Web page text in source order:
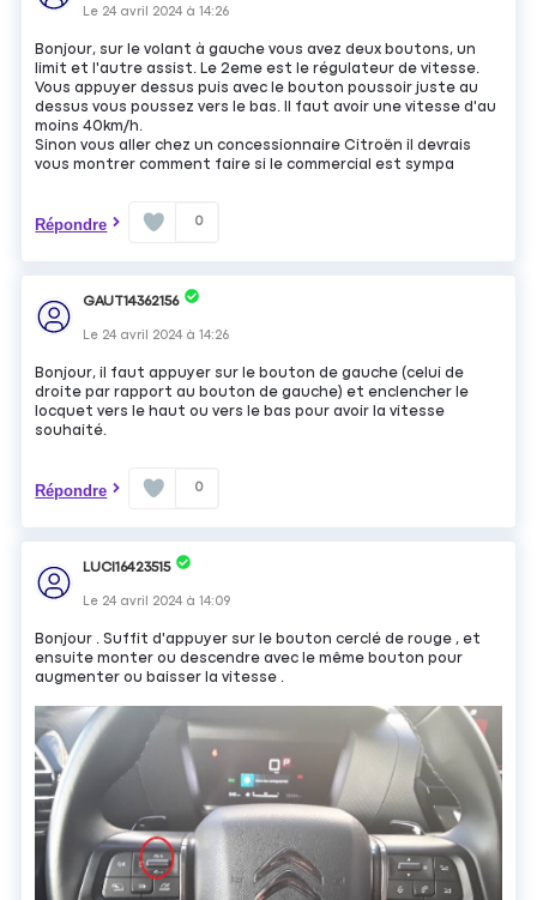
Le 24 avril 2024 à14:26
Bonjour, sur le volant à gauche vous avez deux boutons, un
limit et l'autre assist. Le 2eme est le régulateur de vitesse.
Vous appuyer dessus puis avec le bouton poussoir juste au
dessus vous poussez vers le bas. Il faut avoir une vitesse d'au
moins 40km/h.
Sinon vous aller chez un concessionnaire Citroën il devrais
vous montrer comment faire si le commercial est sympa
Répondre 0
GAUT14362156
Le 24 avril 2024 à14:26
Bonjour, il faut appuyer sur le bouton de gauche (celui de
droite par rapport au bouton de gauche) et enclencher le
locquet vers le haut ou vers le bas pour avoir la vitesse
souhaité.
Répondre 0
LUCI16423515
Le 24 avril 2024 à14:09
Bonjour . Suffit d'appuyer sur le bouton cerclé de rouge , et
ensuite monter ou descendre avec le même bouton pour
augmenter ou baisser la vitesse .